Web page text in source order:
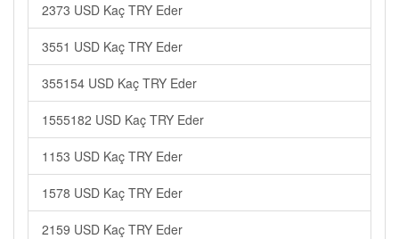
2373 USD Kaç TRY Eder
3551 USD Kaç TRY Eder
355154 USD Kaç TRY Eder
1555182 USD Kaç TRY Eder
1153 USD Kaç TRY Eder
1578 USD Kaç TRY Eder
2159 USD Kaç TRY Eder